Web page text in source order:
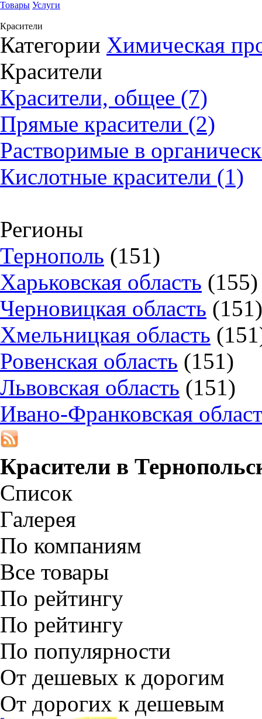
Товары Услуги
Красители
Категории Химическая
Красители
Красители, общее (7)
Прямые красители (2)
Растворимые в
Кислотные красители (1)
Регионы
Тернополь (151)
Харьковская область (155)
Черновицкая область (151)
Хмельницкая область
Ровенская область (151)
Львовская область (151)
Ивано-Франковская
Красители в
Список
Галерея
По компаниям
Все товары
По рейтингу
По рейтингу
По популярности
От дешевых к дорогим
От дорогих к дешевым